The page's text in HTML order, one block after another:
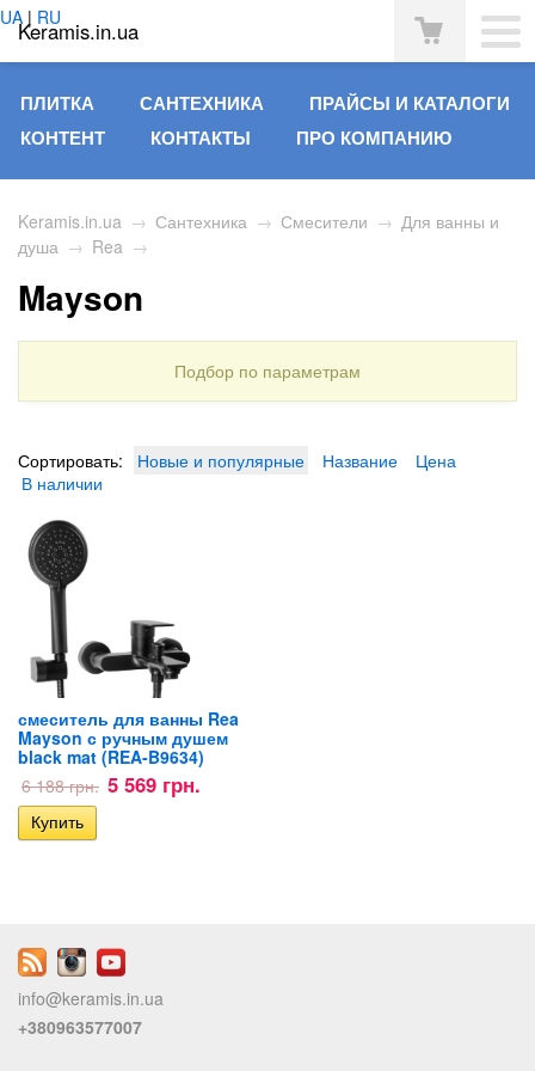
Keramis.in.ua
UA | RU
ПЛИТКА САНТЕХНИКА
ПРАЙСЫ И КАТАЛОГИ
КОНТЕНТ
КОНТАКТЫ ПРО КОМПАНИЮ
Keramis.in.ua → Сантехника → Смесители → Для ванны и
душа → Rea →
Mayson
Подбор по параметрам
Сортировать: Новые и популярные Название
Цена
В наличии
смеситель для ванны Rea
Mayson с ручным душем
black mat (REA-B9634)
6 188 грн. 5 569 грн.
info@keramis.in.ua
+380963577007